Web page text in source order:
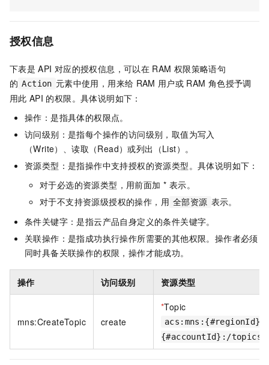
授权信息
下表是 API 对应的授权信息，可以在 RAM 权限策略语句
的 Action 元素中使用，用来给 RAM 用户或 RAM 角色授予调
用此 API 的权限。具体说明如下：
操作：是指具体的权限点。
访问级别：是指每个操作的访问级别，取值为写入
（Write）、读取（Read）或列出（List）。
资源类型：是指操作中支持授权的资源类型。具体说明如下：
对于必选的资源类型，用前面加 * 表示。
对于不支持资源级授权的操作，用 全部资源 表示。
条件关键字：是指云产品自身定义的条件关键字。
关联操作：是指成功执行操作所需要的其他权限。操作者必须
同时具备关联操作的权限，操作才能成功。
操作 访问级别 资源类型
mns:CreateTopic create
*Topic
acs:mns:{#regionId}:
{#accountId}:/topics/